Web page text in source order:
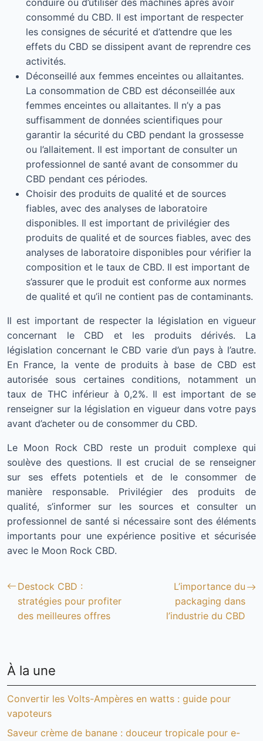
conduire ou d’utiliser des machines après avoir
consommé du CBD. Il est important de respecter
les consignes de sécurité et d’attendre que les
effets du CBD se dissipent avant de reprendre ces
activités.
Déconseillé aux femmes enceintes ou allaitantes.
La consommation de CBD est déconseillée aux
femmes enceintes ou allaitantes. Il n’y a pas
suffisamment de données scientifiques pour
garantir la sécurité du CBD pendant la grossesse
ou l’allaitement. Il est important de consulter un
professionnel de santé avant de consommer du
CBD pendant ces périodes.
Choisir des produits de qualité et de sources
fiables, avec des analyses de laboratoire
disponibles. Il est important de privilégier des
produits de qualité et de sources fiables, avec des
analyses de laboratoire disponibles pour vérifier la
composition et le taux de CBD. Il est important de
s’assurer que le produit est conforme aux normes
de qualité et qu’il ne contient pas de contaminants.
Il est important de respecter la législation en vigueur
concernant le CBD et les produits dérivés. La
législation concernant le CBD varie d’un pays à l’autre.
En France, la vente de produits à base de CBD est
autorisée sous certaines conditions, notamment un
taux de THC inférieur à 0,2%. Il est important de se
renseigner sur la législation en vigueur dans votre pays
avant d’acheter ou de consommer du CBD.
Le Moon Rock CBD reste un produit complexe qui
soulève des questions. Il est crucial de se renseigner
sur ses effets potentiels et de le consommer de
manière responsable. Privilégier des produits de
qualité, s’informer sur les sources et consulter un
professionnel de santé si nécessaire sont des éléments
importants pour une expérience positive et sécurisée
avec le Moon Rock CBD.
Destock CBD :
stratégies pour profiter
des meilleures offres
L’importance du
packaging dans
l’industrie du CBD
À la une
Convertir les Volts-Ampères en watts : guide pour
vapoteurs
Saveur crème de banane : douceur tropicale pour e-